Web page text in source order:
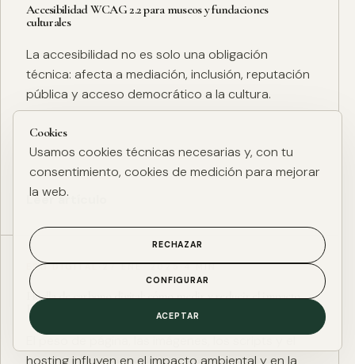
Accesibilidad WCAG 2.2 para museos y fundaciones
culturales
La accesibilidad no es solo una obligación
técnica: afecta a mediación, inclusión, reputación
pública y acceso democrático a la cultura.
Leer artículo
ESG DIGITAL·27 ENE. 2025·4 MIN
Huella de carbono digital: cómo medir y reducir el impacto
ESG de una web
El peso de página, las imágenes, los scripts y el
hosting influyen en el impacto ambiental y en la
Cookies
Usamos cookies técnicas necesarias y, con tu
consentimiento, cookies de medición para mejorar
la web.
RECHAZAR
CONFIGURAR
ACEPTAR